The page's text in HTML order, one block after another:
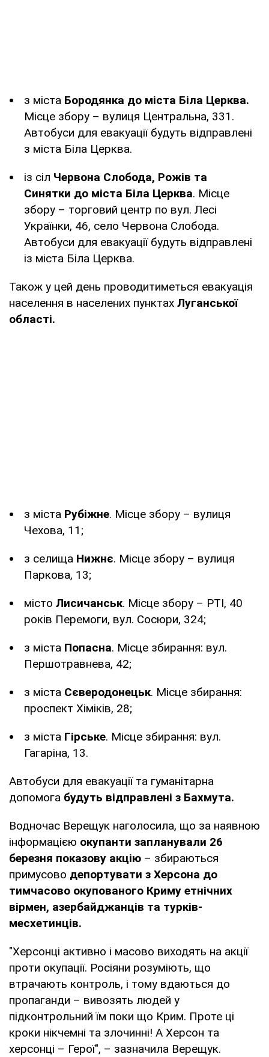
з міста Бородянка до міста Біла Церква.
Місце збору – вулиця Центральна, 331.
Автобуси для евакуації будуть відправлені
з міста Біла Церква.
із сіл Червона Слобода, Рожів та
Синятки до міста Біла Церква. Місце
збору – торговий центр по вул. Лесі
Українки, 46, село Червона Слобода.
Автобуси для евакуації будуть відправлені
із міста Біла Церква.
Також у цей день проводитиметься евакуація
населення в населених пунктах Луганської
області.
з міста Рубіжне. Місце збору – вулиця
Чехова, 11;
з селища Нижнє. Місце збору – вулиця
Паркова, 13;
місто Лисичанськ. Місце збору – РТІ, 40
років Перемоги, вул. Сосюри, 324;
з міста Попасна. Місце збирання: вул.
Першотравнева, 42;
з міста Сєверодонецьк. Місце збирання:
проспект Хіміків, 28;
з міста Гірське. Місце збирання: вул.
Гагаріна, 13.
Автобуси для евакуації та гуманітарна
допомога будуть відправлені з Бахмута.
Водночас Верещук наголосила, що за наявною
інформацією окупанти запланували 26
березня показову акцію – збираються
примусово депортувати з Херсона до
тимчасово окупованого Криму етнічних
вірмен, азербайджанців та турків-
месхетинців.
"Херсонці активно і масово виходять на акції
проти окупації. Росіяни розуміють, що
втрачають контроль, і тому вдаються до
пропаганди – вивозять людей у
підконтрольний їм поки що Крим. Проте ці
кроки нікчемні та злочинні! А Херсон та
херсонці – Герої", – зазначила Верещук.